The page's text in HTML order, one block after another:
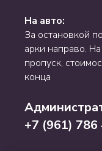
На авто:
За остановкой
арки направо.
пропуск,
конца
+7 (961) 786